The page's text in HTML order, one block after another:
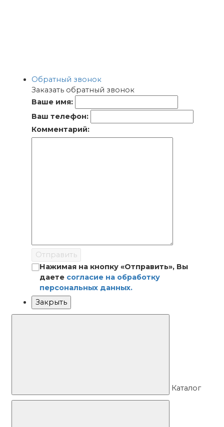
Обратный звонок
Заказать обратный звонок
Ваше имя:
Ваш телефон:
Комментарий:
Отправить
Нажимая на кнопку «Отправить», Вы
даете согласие на обработку
персональных данных.
Закрыть
Каталог